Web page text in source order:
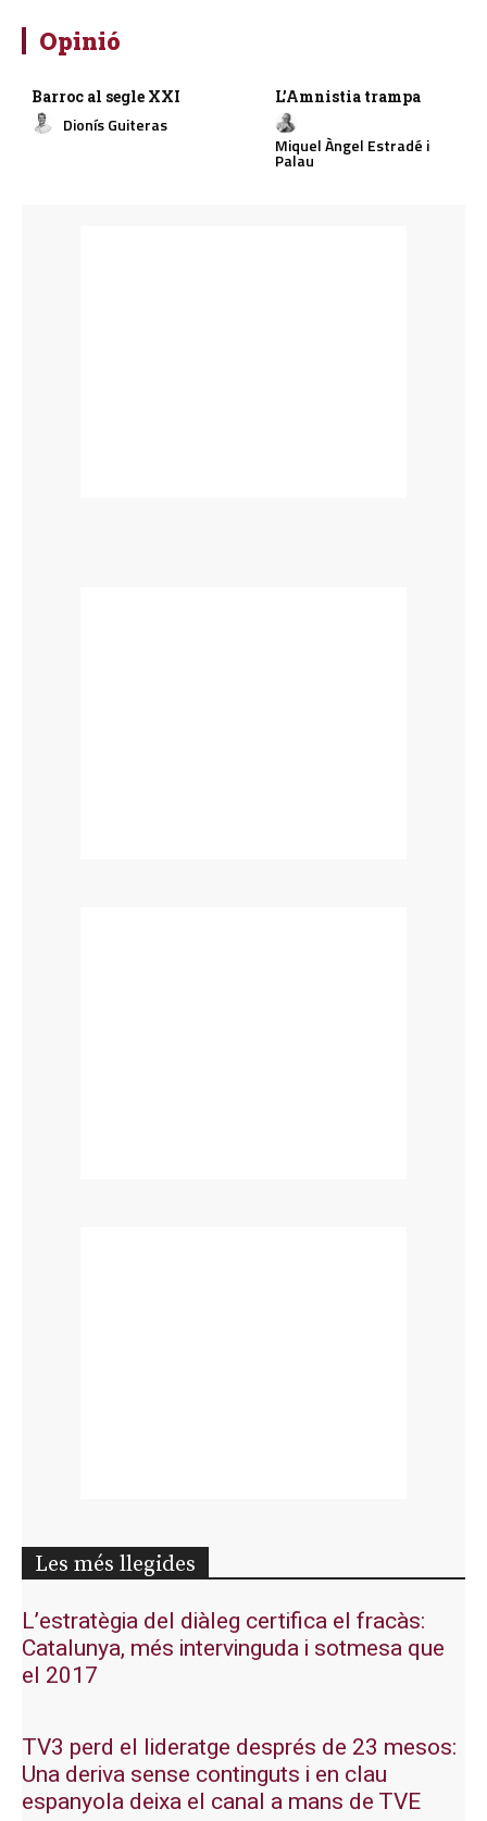
Opinió
Barroc al segle XXI
Dionís Guiteras
L’Amnistia trampa
Miquel Àngel Estradé i
Palau
Les més llegides
L’estratègia del diàleg certifica el fracàs:
Catalunya, més intervinguda i sotmesa que
el 2017
TV3 perd el lideratge després de 23 mesos:
Una deriva sense continguts i en clau
espanyola deixa el canal a mans de TVE